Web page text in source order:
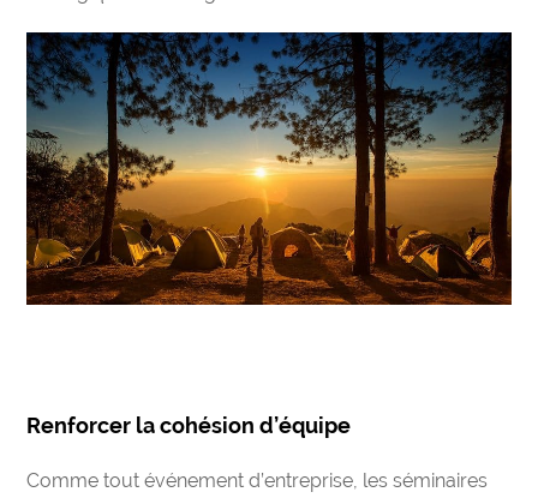
Renforcer la cohésion d’équipe
Comme tout événement d’entreprise, lesséminaires